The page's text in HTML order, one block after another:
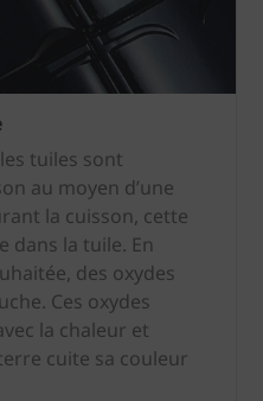
tuiles sont
au moyen d’une
la cuisson, cette
dans la tuile. En
des oxydes
Ces oxydes
la chaleur et
cuite sa couleur